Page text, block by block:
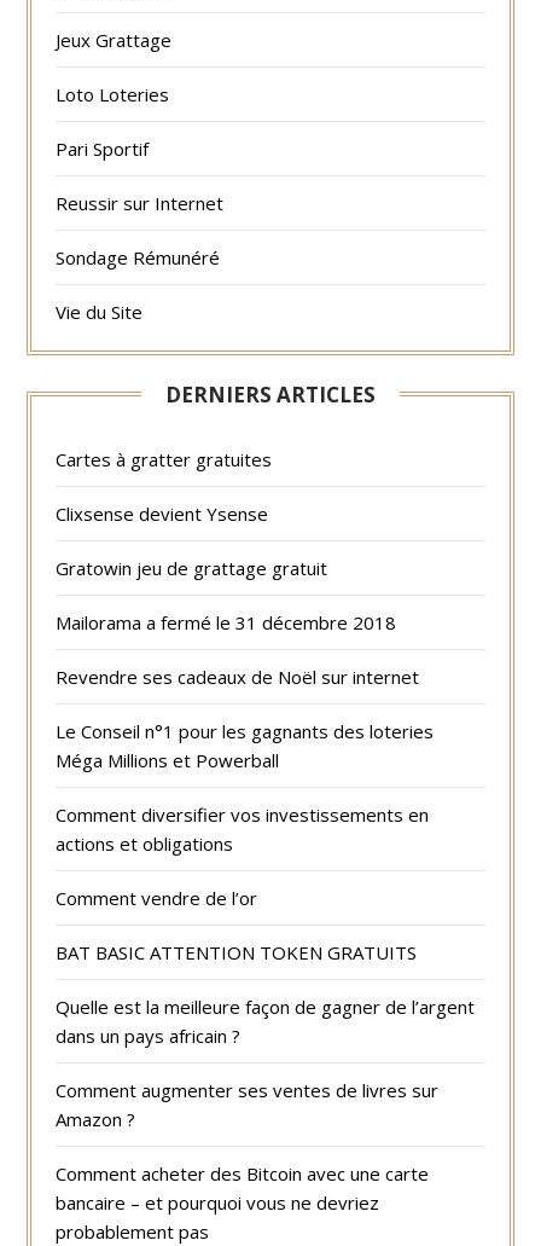
Jeux Grattage
Loto Loteries
Pari Sportif
Reussir sur Internet
Sondage Rémunéré
Vie du Site
DERNIERS ARTICLES
Cartes à gratter gratuites
Clixsense devient Ysense
Gratowin jeu de grattage gratuit
Mailorama a fermé le 31 décembre 2018
Revendre ses cadeaux de Noël sur internet
Le Conseil n°1 pour les gagnants des loteries
Méga Millions et Powerball
Comment diversifier vos investissements en
actions et obligations
Comment vendre de l’or
BAT BASIC ATTENTION TOKEN GRATUITS
Quelle est la meilleure façon de gagner de l’argent
dans un pays africain ?
Comment augmenter ses ventes de livres sur
Amazon ?
Comment acheter des Bitcoin avec une carte
bancaire – et pourquoi vous ne devriez
probablement pas